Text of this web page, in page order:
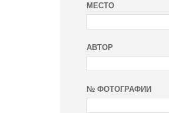
МЕСТО
АВТОР
№ ФОТОГРАФИИ